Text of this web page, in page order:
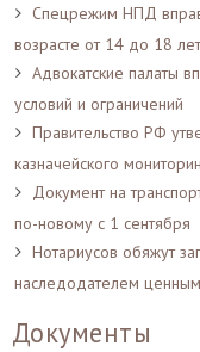
Спецрежим НПД
возрасте от 14 до 18 лет
Адвокатские палаты
условий и ограничений
Правительство РФ
казначейского
Документ на
по-новому с 1 сентября
Нотариусов обяжут
наследодателем
Документы